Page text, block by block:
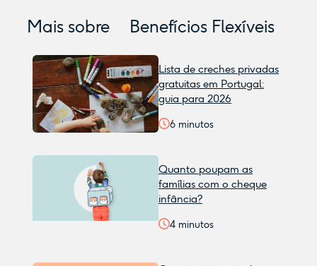
Mais sobre Benefícios Flexíveis
Lista de creches privadas
gratuitas em Portugal:
guia para 2026
6 minutos
Quanto poupam as
famílias com o cheque
infância?
4 minutos